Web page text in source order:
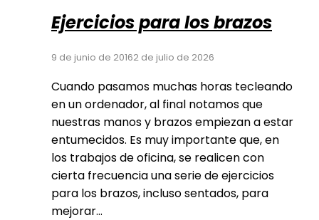
Ejercicios para los brazos
9 de junio de 20162 de julio de 2026
Cuando pasamos muchas horas tecleando
en un ordenador, al final notamos que
nuestras manos y brazos empiezan a estar
entumecidos. Es muy importante que, en
los trabajos de oficina, se realicen con
cierta frecuencia una serie de ejercicios
para los brazos, incluso sentados, para
mejorar…